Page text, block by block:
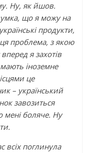
Ну, як йшов.
що я можу на
продукти,
проблема, з якою
я захотів
іноземне
це
– український
завозиться
мені боляче. Ну
всіх поглинула